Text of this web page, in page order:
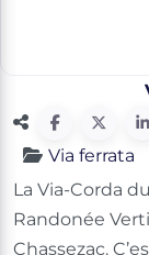
Via ferrata
La Via-Corda
Randonée
Chassezac.